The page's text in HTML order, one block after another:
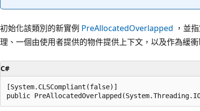
初始化該類別的新實例 PreAllocatedOverlapped ，並
理、一個由使用者提供的物件提供上下文，以及作為緩衝
C#
[System.CLSCompliant(false)]
public